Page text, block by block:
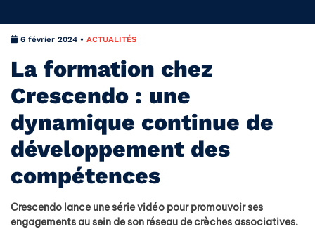
6 février 2024 • ACTUALITÉS
La formation chez
Crescendo : une
dynamique continue de
développement des
compétences
Crescendo lance une série vidéo pour promouvoir ses
engagements au sein de son réseau de crèches associatives.